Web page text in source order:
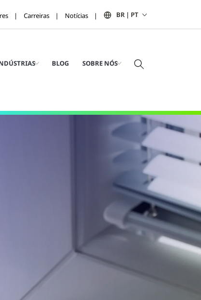
Carreiras Notícias BR | PT
BLOG SOBRE NÓS